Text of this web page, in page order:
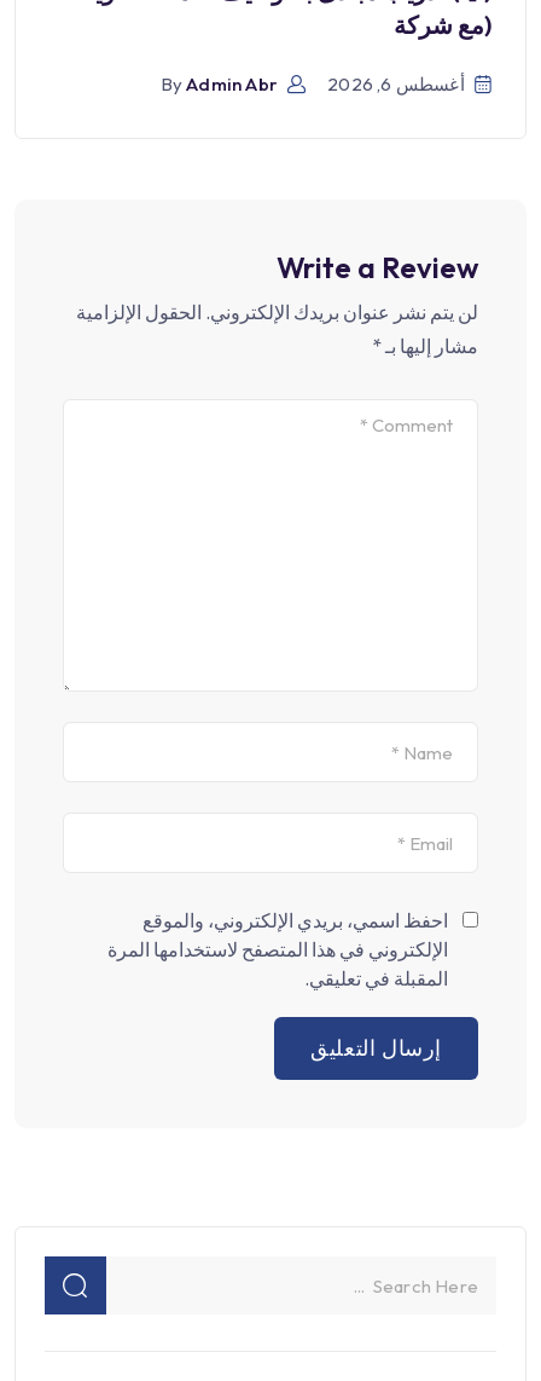
(مع شركة
أغسطس 6, 2026 ByAdmin Abr
Write a Review
لن يتم نشر عنوان بريدك الإلكتروني. الحقول الإلزامية
مشار إليها بـ*
احفظ اسمي، بريدي الإلكتروني، والموقع
الإلكتروني في هذا المتصفح لاستخدامها المرة
المقبلة في تعليقي.